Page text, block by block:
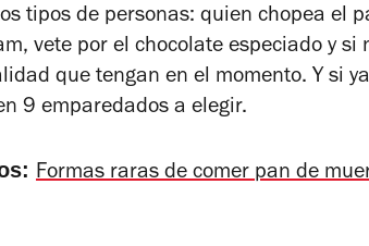
tipos de personas: quien chopea el
vete por el chocolate especiado y si
que tengan en el momento. Y si
9 emparedados a elegir.
Formas raras de comer pan de